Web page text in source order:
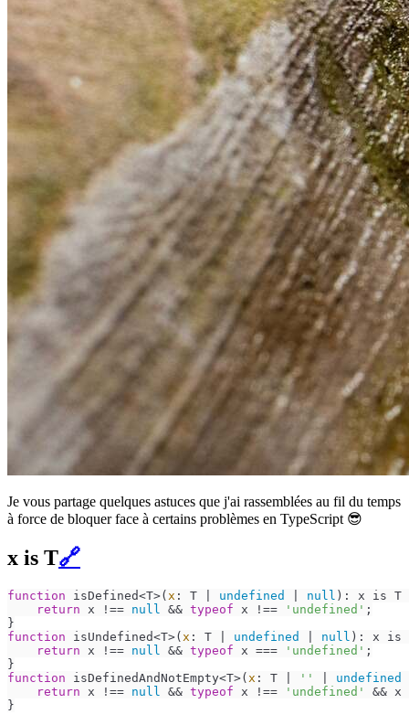
Je vous partage quelques astuces que j'ai rassemblées au fil du temps
à force de bloquer face à certains problèmes en TypeScript 😎
x is T🔗
function isDefined<T>( x : T | undefined null ): x is T
return x !== null && typeof x !== 'undefined' ;
function isUndefined<T>( x : T | undefined null ): x is
return x !== null && typeof x === 'undefined' ;
function isDefinedAndNotEmpty<T>( x : T | '' undefined
return x !== null && typeof x !== 'undefined'
&&
}